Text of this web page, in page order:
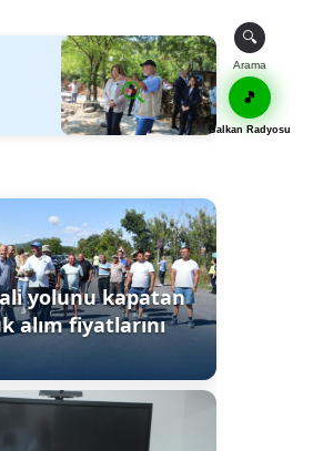
yolunu kapatan
alım fiyatlarını
🔍
Arama
🎵
Balkan Radyosu